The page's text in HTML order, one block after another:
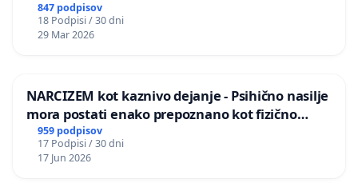
847 podpisov
18 Podpisi / 30 dni
29 Mar 2026
NARCIZEM kot kaznivo dejanje - Psihično nasilje
mora postati enako prepoznano kot fizično
nasilje
959 podpisov
17 Podpisi / 30 dni
17 Jun 2026